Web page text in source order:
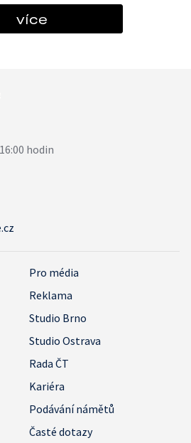
více
Pro média
Reklama
Studio Brno
Studio Ostrava
Rada ČT
Kariéra
Podávání námětů
Časté dotazy